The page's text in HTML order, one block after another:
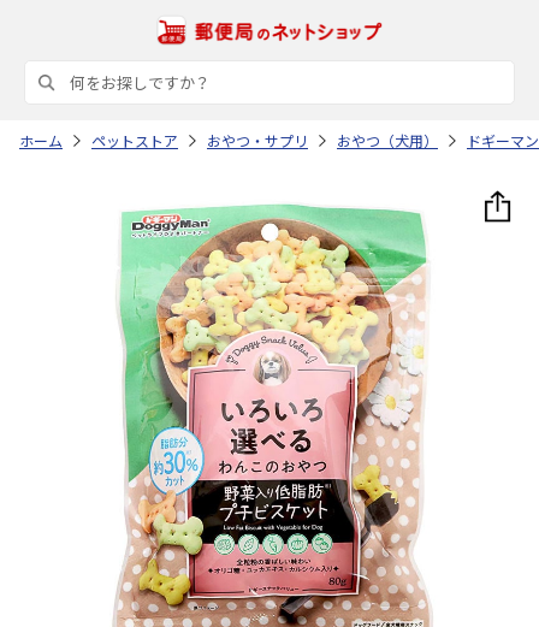
ホーム ペットストア おやつ・サプリ おやつ（犬用） ドギーマ